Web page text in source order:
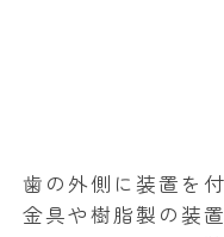
歯の外側に装置を
金具や樹脂製の装